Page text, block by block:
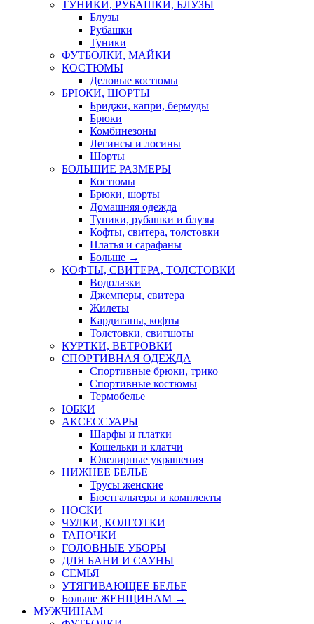
ТУНИКИ, РУБАШКИ, БЛУЗЫ
Блузы
Рубашки
Туники
ФУТБОЛКИ, МАЙКИ
КОСТЮМЫ
Деловые костюмы
БРЮКИ, ШОРТЫ
Бриджи, капри, бермуды
Брюки
Комбинезоны
Легинсы и лосины
Шорты
БОЛЬШИЕ РАЗМЕРЫ
Костюмы
Брюки, шорты
Домашняя одежда
Туники, рубашки и блузы
Кофты, свитера, толстовки
Платья и сарафаны
Больше →
КОФТЫ, СВИТЕРА, ТОЛСТОВКИ
Водолазки
Джемперы, свитера
Жилеты
Кардиганы, кофты
Толстовки, свитшоты
КУРТКИ, ВЕТРОВКИ
СПОРТИВНАЯ ОДЕЖДА
Спортивные брюки, трико
Спортивные костюмы
Термобелье
ЮБКИ
AКСЕССУАРЫ
Шарфы и платки
Кошельки и клатчи
Ювелирные украшения
НИЖНЕЕ БЕЛЬЕ
Трусы женские
Бюстгальтеры и комплекты
НОСКИ
ЧУЛКИ, КОЛГОТКИ
ТАПОЧКИ
ГОЛОВНЫЕ УБОРЫ
ДЛЯ БАНИ И САУНЫ
СЕМЬЯ
УТЯГИВАЮЩЕЕ БЕЛЬЕ
Больше ЖЕНЩИНАМ →
МУЖЧИНАМ